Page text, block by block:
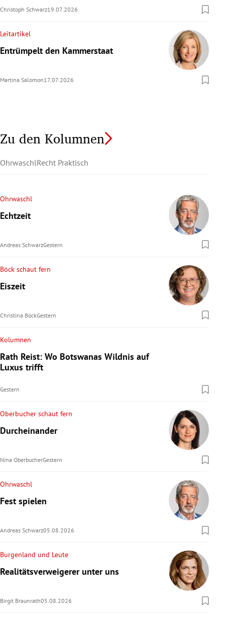
Christoph Schwarz19.07.2026
Leitartikel
Entrümpelt den Kammerstaat
Martina Salomon17.07.2026
Zu den Kolumnen
OhrwaschlRecht Praktisch
Ohrwaschl
Echtzeit
Andreas SchwarzGestern
Böck schaut fern
Eiszeit
Christina BöckGestern
Kolumnen
Rath Reist: Wo Botswanas Wildnis auf
Luxus trifft
Gestern
Oberbucher schaut fern
Durcheinander
Nina OberbucherGestern
Ohrwaschl
Fest spielen
Andreas Schwarz05.08.2026
Burgenland und Leute
Realitätsverweigerer unter uns
Birgit Braunrath05.08.2026